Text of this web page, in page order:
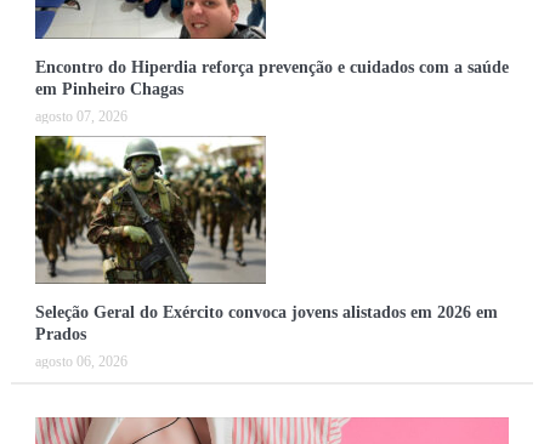
Encontro do Hiperdia reforça prevenção e cuidados com a saúde
em Pinheiro Chagas
agosto 07, 2026
Seleção Geral do Exército convoca jovens alistados em 2026 em
Prados
agosto 06, 2026